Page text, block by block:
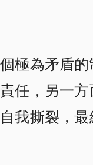
極為矛盾
任，另一
我撕裂，